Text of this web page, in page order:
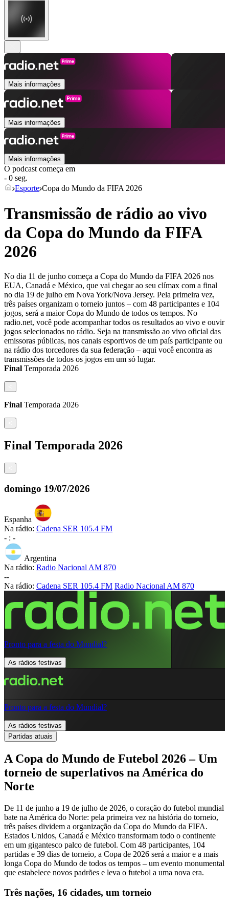
Mais informações
Mais informações
Mais informações
O podcast começa em
- 0 seg.
Esporte Copa do Mundo da FIFA 2026
Transmissão de rádio ao vivo
da Copa do Mundo da FIFA
2026
No dia 11 de junho começa a Copa do Mundo da FIFA 2026 nos
EUA, Canadá e México, que vai chegar ao seu clímax com a final
no dia 19 de julho em Nova York/Nova Jersey. Pela primeira vez,
três países organizam o torneio juntos – com 48 participantes e 104
jogos, será a maior Copa do Mundo de todos os tempos. No
radio.net, você pode acompanhar todos os resultados ao vivo e ouvir
jogos selecionados no rádio. Seja na transmissão ao vivo oficial das
emissoras públicas, nos canais esportivos de um país participante ou
na rádio dos torcedores da sua federação – aqui você encontra as
transmissões de todos os jogos em um só lugar.
Final Temporada 2026
Final Temporada 2026
Final Temporada 2026
domingo 19/07/2026
Espanha
Na rádio: Cadena SER 105.4 FM
- : -
Argentina
Na rádio: Radio Nacional AM 870
--
Na rádio: Cadena SER 105.4 FM Radio Nacional AM 870
Pronto para a festa do Mundial?
As rádios festivas
Pronto para a festa do Mundial?
As rádios festivas
Partidas atuais
A Copa do Mundo de Futebol 2026 – Um
torneio de superlativos na América do
Norte
De 11 de junho a 19 de julho de 2026, o coração do futebol mundial
bate na América do Norte: pela primeira vez na história do torneio,
três países dividem a organização da Copa do Mundo da FIFA.
Estados Unidos, Canadá e México transformam todo o continente
em um gigantesco palco de futebol. Com 48 participantes, 104
partidas e 39 dias de torneio, a Copa de 2026 será a maior e a mais
longa Copa do Mundo de todos os tempos – um evento monumental
que estabelece novos padrões e leva o futebol a uma nova era.
Três nações, 16 cidades, um torneio